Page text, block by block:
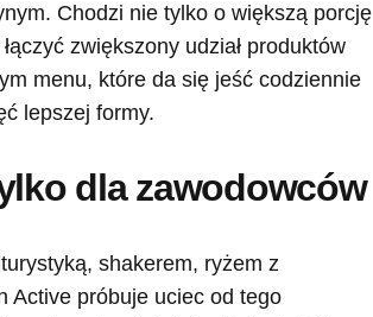
Chodzi nie tylko o większą porcję
zwiększony udział produktów
menu, które da się jeść codziennie
lepszej formy.
dla zawodowców
shakerem, ryżem z
Active próbuje uciec od tego